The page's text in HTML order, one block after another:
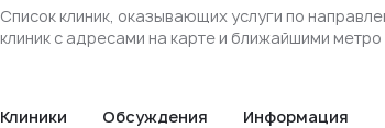
Список клиник, оказывающих услуги по
клиник с адресами на карте и ближайшими метро
Клиники Обсуждения Информация